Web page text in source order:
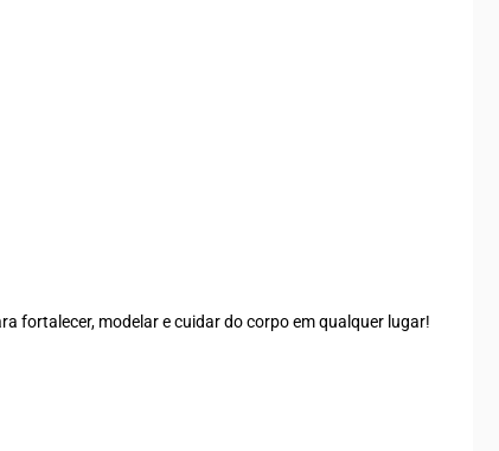
fortalecer, modelar e cuidar do corpo em qualquer lugar!